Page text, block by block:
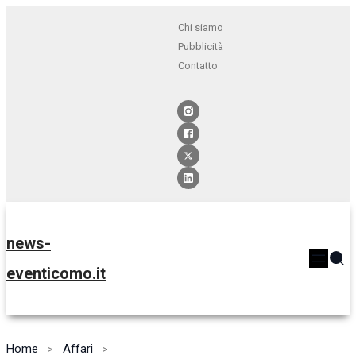
Chi siamo
Pubblicità
Contatto
news-
eventicomo.it
Home
Affari